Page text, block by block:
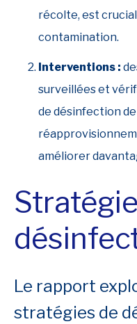
récolte, est
contamination.
Interventions :
surveillées et
de désinfection de
améliorer
Le rapport
stratégies de